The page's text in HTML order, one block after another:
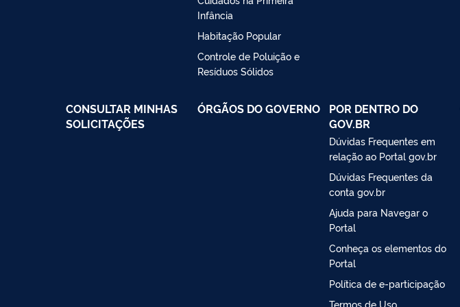
Infância
Habitação Popular
Controle de Poluição e
Resíduos Sólidos
CONSULTAR MINHAS
SOLICITAÇÕES
ÓRGÃOS DO GOVERNO
POR DENTRO DO
GOV.BR
Dúvidas Frequentes em
relação ao Portal gov.br
Dúvidas Frequentes da
conta gov.br
Ajuda para Navegar o
Portal
Conheça os elementos do
Portal
Política de e-participação
Termos de Uso